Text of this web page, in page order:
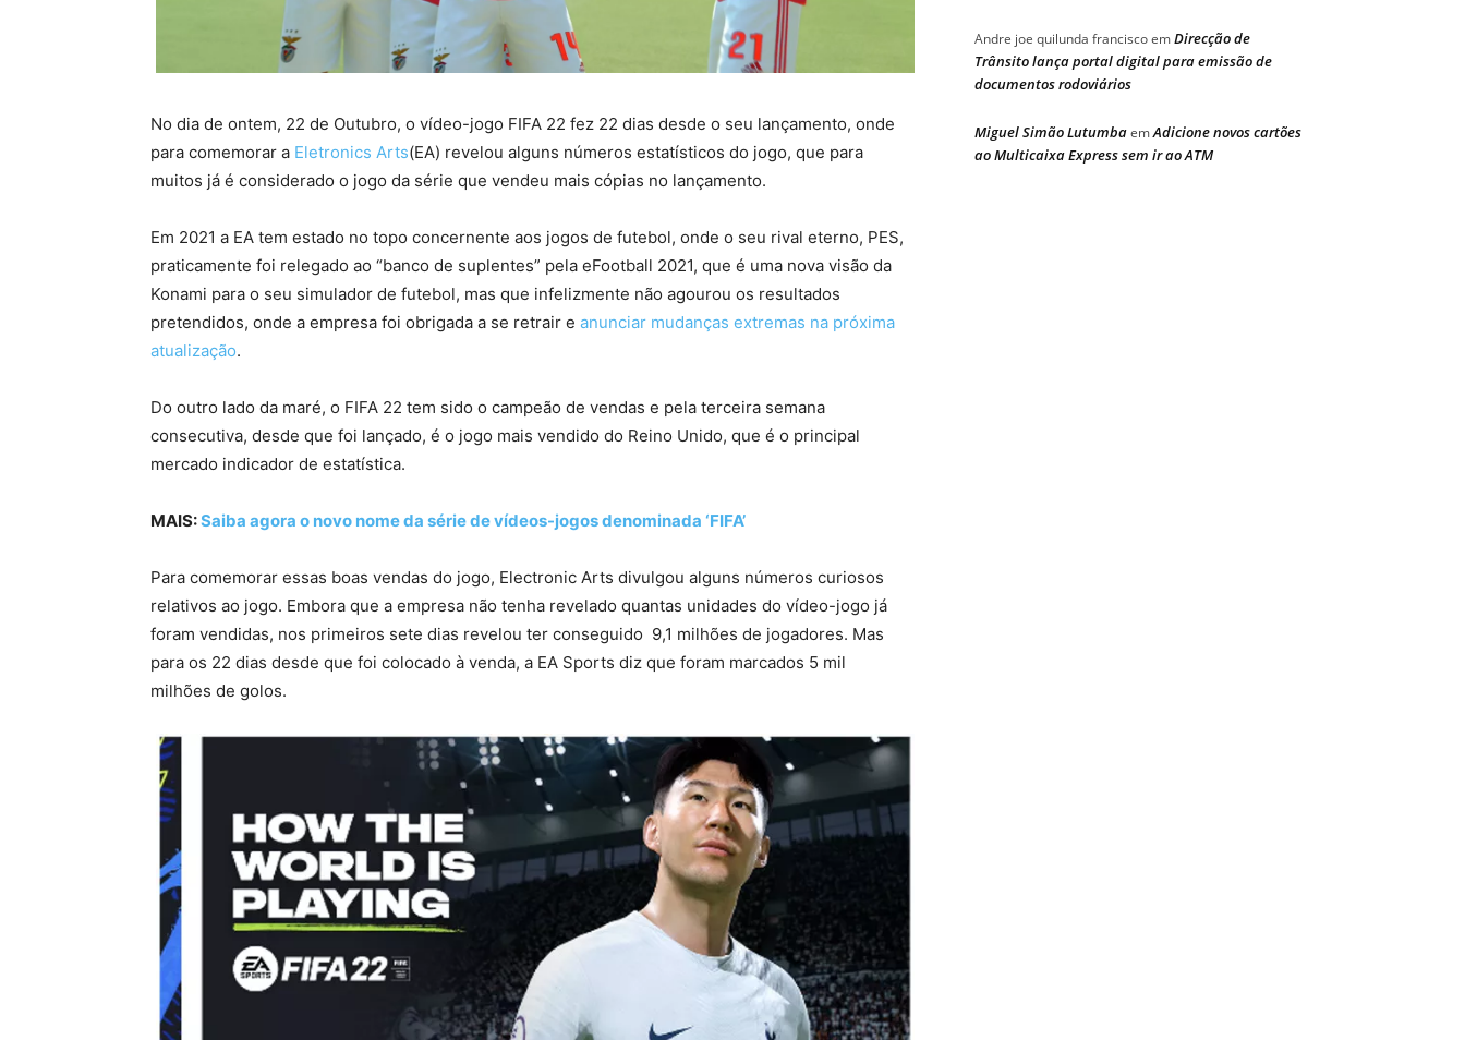
No dia de ontem, 22 de Outubro, o vídeo-jogo FIFA 22 fez 22 dias desde o seu lançamento, onde
para comemorar a Eletronics Arts(EA) revelou alguns números estatísticos do jogo, que para
muitos já é considerado o jogo da série que vendeu mais cópias no lançamento.
Em 2021 a EA tem estado no topo concernente aos jogos de futebol, onde o seu rival eterno, PES,
praticamente foi relegado ao “banco de suplentes” pela eFootball 2021, que é uma nova visão da
Konami para o seu simulador de futebol, mas que infelizmente não agourou os resultados
pretendidos, onde a empresa foi obrigada a se retrair e anunciar mudanças extremas na próxima
atualização.
Do outro lado da maré, o FIFA 22 tem sido o campeão de vendas e pela terceira semana
consecutiva, desde que foi lançado, é o jogo mais vendido do Reino Unido, que é o principal
mercado indicador de estatística.
MAIS:Saiba agora o novo nome da série de vídeos-jogos denominada ‘FIFA’
Para comemorar essas boas vendas do jogo, Electronic Arts divulgou alguns números curiosos
relativos ao jogo. Embora que a empresa não tenha revelado quantas unidades do vídeo-jogo já
foram vendidas, nos primeiros sete dias revelou ter conseguido 9,1 milhões de jogadores. Mas
para os 22 dias desde que foi colocado à venda, a EA Sports diz que foram marcados 5 mil
milhões de golos.
Andre joe quilunda franciscoemDirecção de
Trânsito lança portal digital para emissão de
documentos rodoviários
Miguel Simão LutumbaemAdicione novos cartões
ao Multicaixa Express sem ir ao ATM